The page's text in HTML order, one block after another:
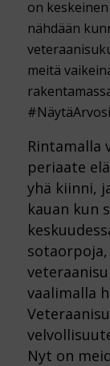
on
nähdään
meitä
Rintamalla
periaate
yhä kiinni,
kauan kun
vaalimalla
Nyt on